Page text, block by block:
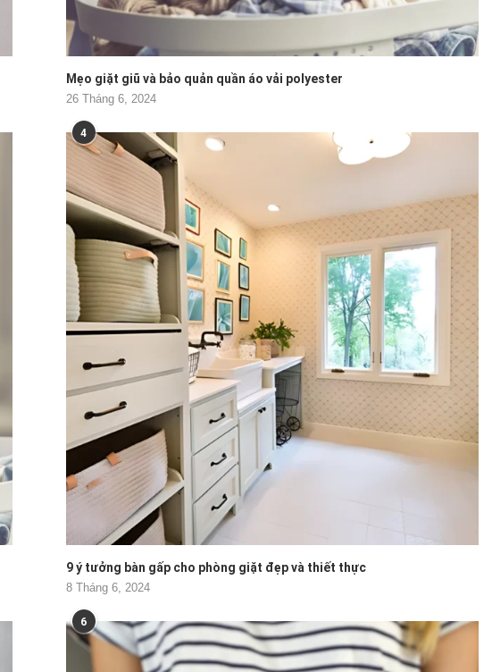
Mẹo giặt giũ và bảo quản quần áo vải polyester
26 Tháng 6, 2024
4
9 ý tưởng bàn gấp cho phòng giặt đẹp và thiết thực
8 Tháng 6, 2024
6